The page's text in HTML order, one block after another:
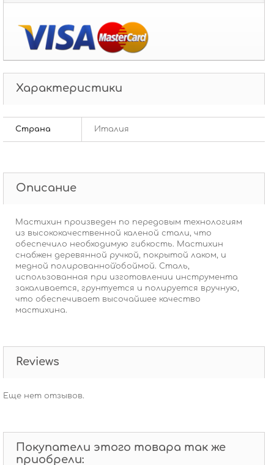
Характеристики
Страна Италия
Описание
Мастихин произведен по передовым технологиям
из высококачественной каленой стали, что
обеспечило необходимую гибкость. Мастихин
снабжен деревянной ручкой, покрытой лаком, и
медной полированной'обоймой. Сталь,
использованная при изготовлении инструмента
закаливается, грунтуется и полируется вручную,
что обеспечивает высочайшее качество
мастихина.
Reviews
Еще нет отзывов.
Покупатели этого товара так же
приобрели: